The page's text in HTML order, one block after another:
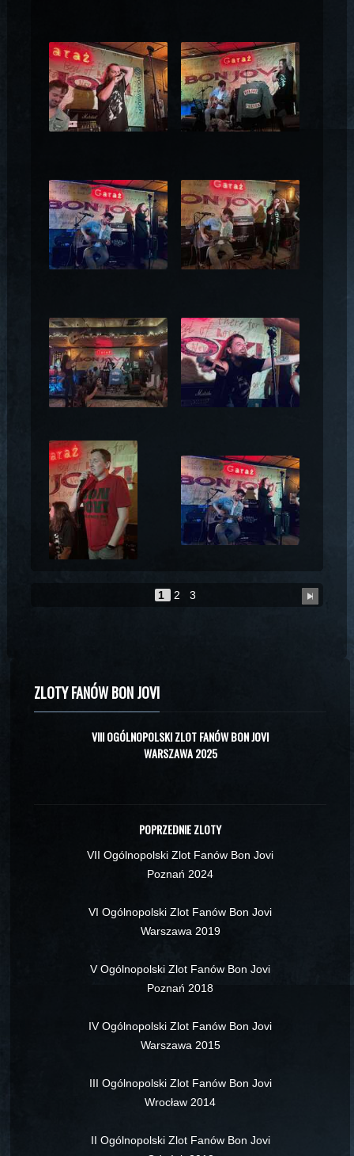
1 2 3
ZLOTY FANÓW BON JOVI
VIII OGÓLNOPOLSKI ZLOT FANÓW BON JOVI
WARSZAWA 2025
POPRZEDNIE ZLOTY
VII Ogólnopolski Zlot Fanów Bon Jovi
Poznań 2024
VI Ogólnopolski Zlot Fanów Bon Jovi
Warszawa 2019
V Ogólnopolski Zlot Fanów Bon Jovi
Poznań 2018
IV Ogólnopolski Zlot Fanów Bon Jovi
Warszawa 2015
III Ogólnopolski Zlot Fanów Bon Jovi
Wrocław 2014
II Ogólnopolski Zlot Fanów Bon Jovi